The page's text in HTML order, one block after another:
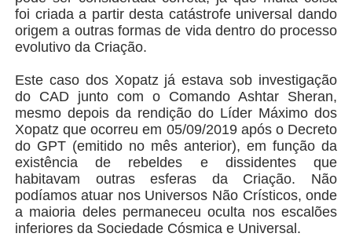
foi criada a partir desta catástrofe universal dando
origem a outras formas de vida dentro do processo
evolutivo da Criação.
Este caso dos Xopatz já estava sob investigação
do CAD junto com o Comando Ashtar Sheran,
mesmo depois da rendição do Líder Máximo dos
Xopatz que ocorreu em 05/09/2019 após o Decreto
do GPT (emitido no mês anterior), em função da
existência de rebeldes e dissidentes que
habitavam outras esferas da Criação. Não
podíamos atuar nos Universos Não Crísticos, onde
a maioria deles permaneceu oculta nos escalões
inferiores da Sociedade Cósmica e Universal.